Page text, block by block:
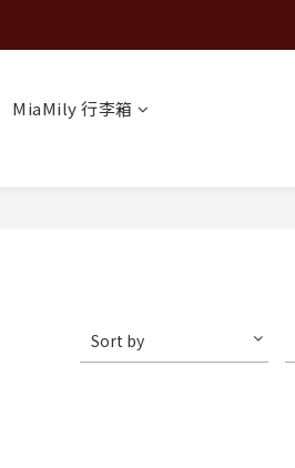
MiaMily 行李箱
Sort by